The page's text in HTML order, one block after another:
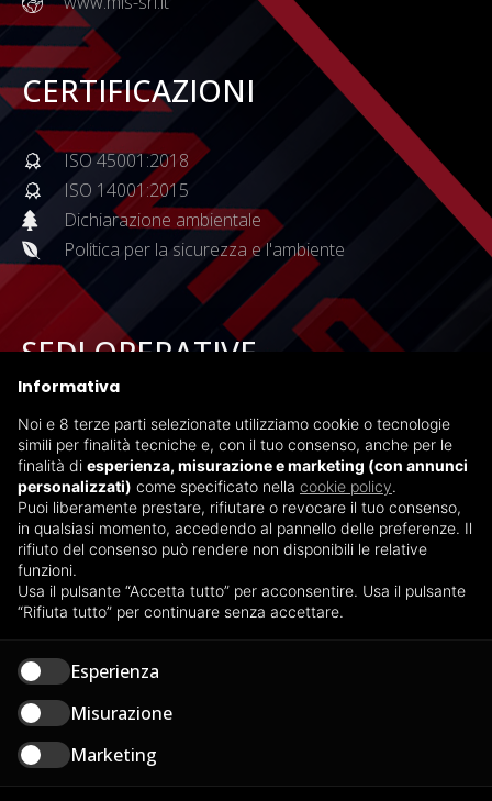
CERTIFICAZIONI
ISO 45001:2018
ISO 14001:2015
Dichiarazione ambientale
Politica per la sicurezza e l'ambiente
SEDI OPERATIVE
SP 234 n. 7/9 Acquanegra Cremonese (CR)
TERMINAL
Via Borgosatollo 1 - Montirone (BS)
Informativa
Noi e 8 terze parti selezionate utilizziamo cookie o tecnologie
simili per finalità tecniche e, con il tuo consenso, anche per le
finalità di esperienza, misurazione e marketing (con annunci
personalizzati) come specificato nella cookie policy.
Puoi liberamente prestare, rifiutare o revocare il tuo consenso,
in qualsiasi momento, accedendo al pannello delle preferenze. Il
rifiuto del consenso può rendere non disponibili le relative
funzioni.
Usa il pulsante “Accetta tutto” per acconsentire. Usa il pulsante
“Rifiuta tutto” per continuare senza accettare.
Esperienza
Misurazione
Marketing